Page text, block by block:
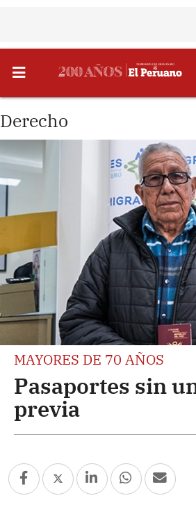
Derecho
MAYORES DE 70 AÑOS
Pasaportes sin
previa